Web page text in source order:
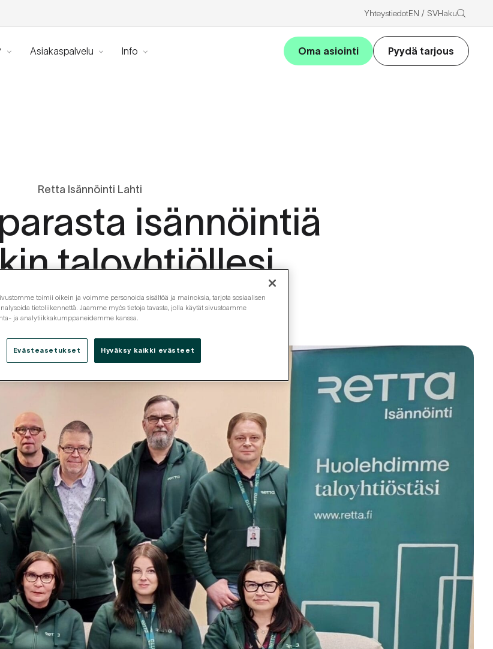
YhteystiedotEN SVHaku
Asiakaspalvelu Info Oma asiointi Pyydä tarjous
Retta Isännöinti Lahti
isännöintiä
taloyhtiöllesi
Tutustu
toimii oikein ja voimme personoida sisältöä ja mainoksia, tarjota sosiaalisen
tietoliikennettä. Jaamme myös tietoja tavasta, jolla käytät sivustoamme
ja analytiikkakumppaneidemme kanssa.
Evästeasetukset Hyväksy kaikki evästeet